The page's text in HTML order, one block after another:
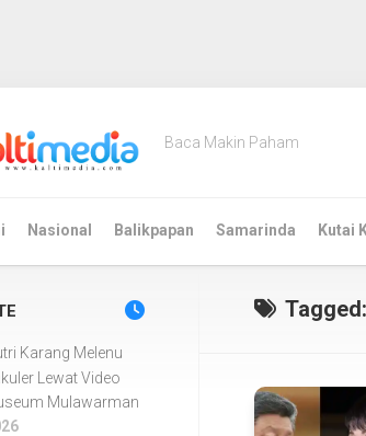
Baca Makin Paham
Nasional Balikpapan Samarinda Kutai
Tagged:
Karang Melenu
Lewat Video
Mulawarman